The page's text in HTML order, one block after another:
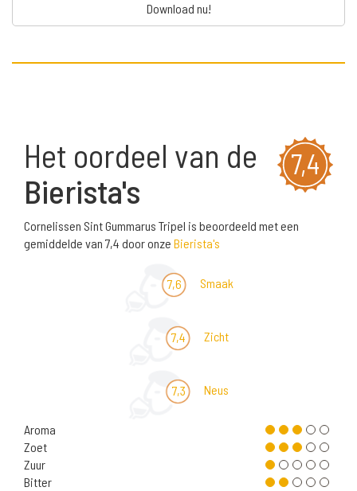
Download nu!
7,4
Het oordeel van de
Bierista's
Cornelissen Sint Gummarus Tripel is beoordeeld met een
gemiddelde van 7,4 door onze Bierista's
7,6 Smaak
7,4 Zicht
7,3 Neus
Aroma
Zoet
Zuur
Bitter